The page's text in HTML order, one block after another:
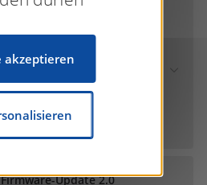
AG - STOTZ-
Firmware-Update 2.0
akzeptieren